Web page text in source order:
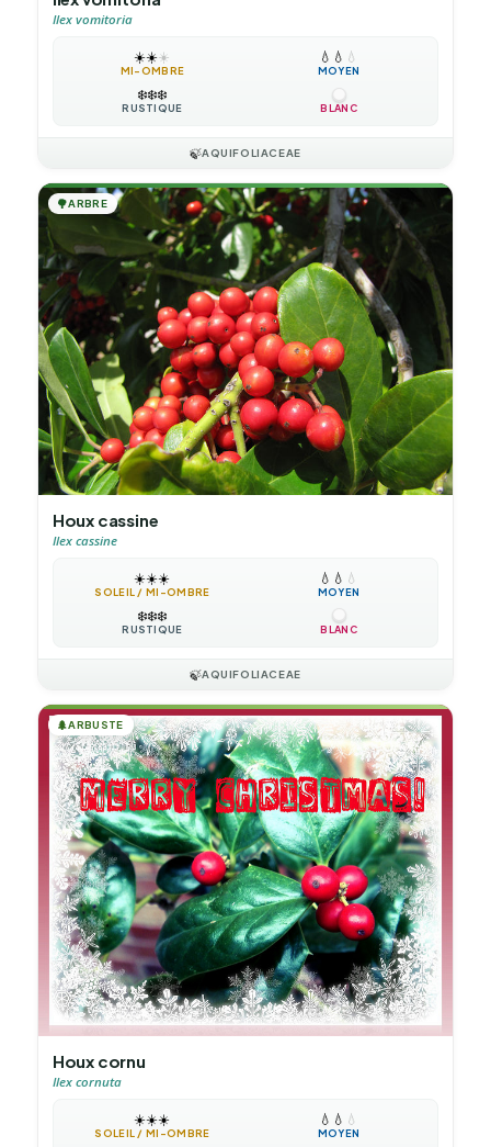
Ilex vomitoria
☀️☀️☀️
MI-OMBRE
💧 💧 💧
MOYEN
❄️❄️❄️
RUSTIQUE BLANC
🍃AQUIFOLIACEAE
🌳ARBRE
Houx cassine
Ilex cassine
☀️☀️☀️
SOLEIL / MI-OMBRE
💧 💧 💧
MOYEN
❄️❄️❄️
RUSTIQUE BLANC
🍃AQUIFOLIACEAE
🌲ARBUSTE
Houx cornu
Ilex cornuta
☀️☀️☀️
SOLEIL / MI-OMBRE
💧 💧 💧
MOYEN